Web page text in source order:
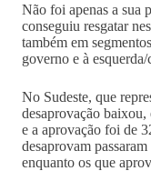
Não foi apenas a sua
conseguiu resgatar
também em
governo e à
No Sudeste, que
desaprovação
e a aprovação foi de
desaprovam
enquanto os que